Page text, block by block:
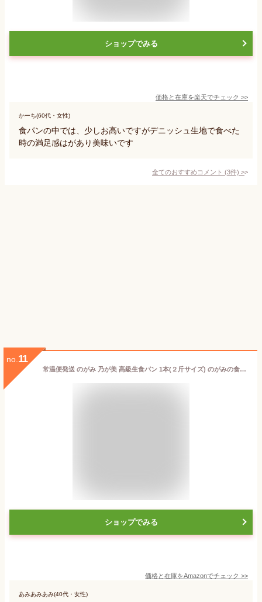
ショップでみる
価格と在庫を楽天でチェック >>
かーち(60代・女性)
食パンの中では、少しお高いですがデニッシュ生地で食べた
時の満足感はがあり美味いです
全てのおすすめコメント (3件) >
no. 11
常温便発送 のがみ 乃が美 高級生食パン 1本(２斤サイズ) のがみの食パン 生食パン 食パン のがみ 有名店 芸能人御用達 ギフト 贈答
ショップでみる
価格と在庫をAmazonでチェック >>
あみあみあみ(40代・女性)